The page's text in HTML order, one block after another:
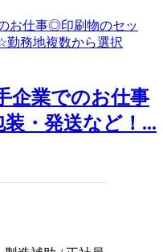
企業でのお仕事
・発送など！...